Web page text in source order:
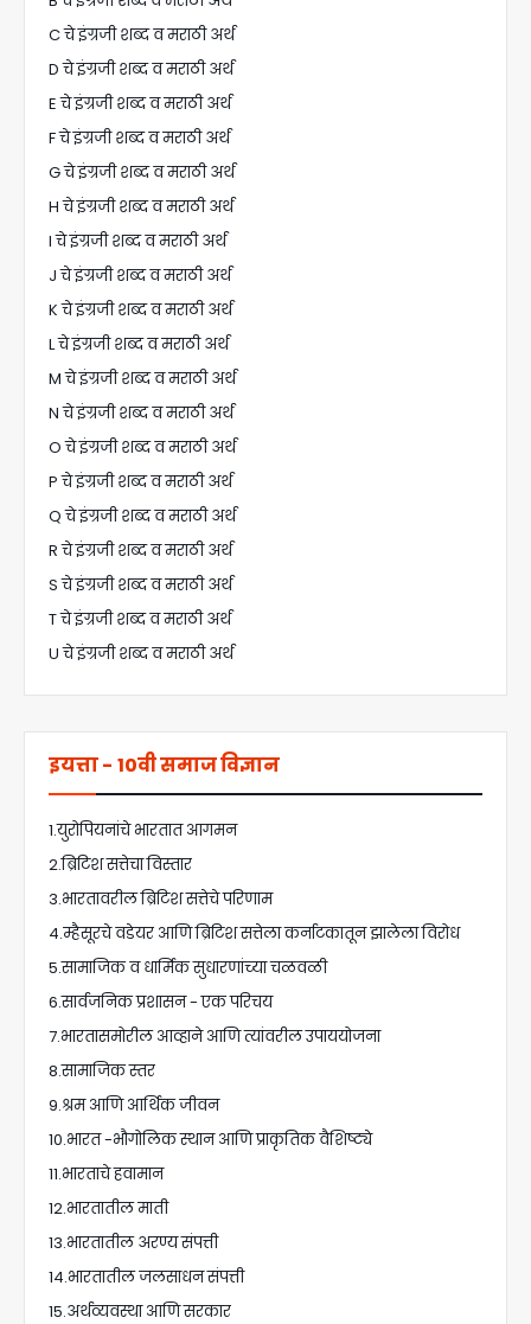
C चे इंग्रजी शब्द व मराठी अर्थ
D चे इंग्रजी शब्द व मराठी अर्थ
E चे इंग्रजी शब्द व मराठी अर्थ
F चे इंग्रजी शब्द व मराठी अर्थ
G चे इंग्रजी शब्द व मराठी अर्थ
H चे इंग्रजी शब्द व मराठी अर्थ
I चे इंग्रजी शब्द व मराठी अर्थ
J चे इंग्रजी शब्द व मराठी अर्थ
K चे इंग्रजी शब्द व मराठी अर्थ
L चे इंग्रजी शब्द व मराठी अर्थ
M चे इंग्रजी शब्द व मराठी अर्थ
N चे इंग्रजी शब्द व मराठी अर्थ
O चे इंग्रजी शब्द व मराठी अर्थ
P चे इंग्रजी शब्द व मराठी अर्थ
Q चे इंग्रजी शब्द व मराठी अर्थ
R चे इंग्रजी शब्द व मराठी अर्थ
S चे इंग्रजी शब्द व मराठी अर्थ
T चे इंग्रजी शब्द व मराठी अर्थ
U चे इंग्रजी शब्द व मराठी अर्थ
इयत्ता - 10वी समाज विज्ञान
1.युरोपियनांचे भारतात आगमन
2.ब्रिटिश सत्तेचा विस्तार
3.भारतावरील ब्रिटिश सत्तेचे परिणाम
4.म्हैसूरचे वडेयर आणि ब्रिटिश सत्तेला कर्नाटकातून झालेला विरोध
5.सामाजिक व धार्मिक सुधारणांच्या चळवळी
6.सार्वजनिक प्रशासन - एक परिचय
7.भारतासमोरील आव्हाने आणि त्यांवरील उपाययोजना
8.सामाजिक स्तर
9.श्रम आणि आर्थिक जीवन
10.भारत -भौगोलिक स्थान आणि प्राकृतिक वैशिष्ट्ये
11.भारताचे हवामान
12.भारतातील माती
13.भारतातील अरण्य संपत्ती
14.भारतातील जलसाधन संपत्ती
15.अर्थव्यवस्था आणि सरकार